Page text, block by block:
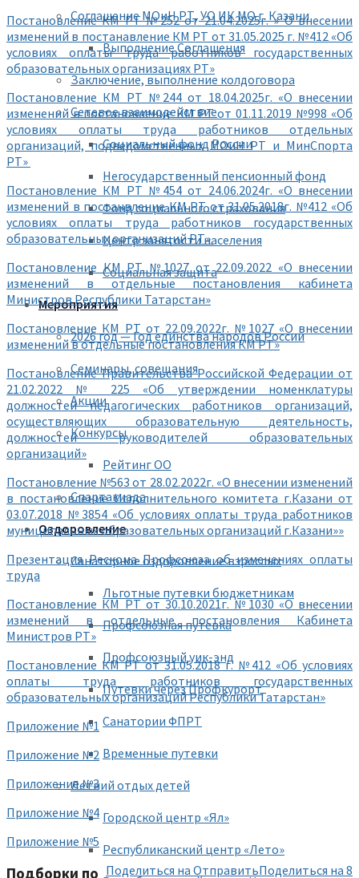
Соглашение МОиН РТ, УО ИК МО г. Казани
Выполнение Соглашения
Заключение, выполнение колдоговора
Сетевое взаимодействие
Социальный фонд России
Негосударственный пенсионный фонд
Фонд социального страхования
Центр занятости населения
Социальная защита
Мероприятия
2026 год — Год единства народов России
Семинары, совещания
Акции
Конкурсы
Рейтинг ОО
Спартакиада
Оздоровление
Санаторное оздоровление взрослых
Льготные путевки бюджетникам
Профсоюзная путевка
Профсоюзный уик-энд
Путевки через Профкурорт
Санатории ФПРТ
Временные путевки
Летний отдых детей
Городской центр «Ял»
Республиканский центр «Лето»
Постановление КМ РТ №252 от 21.04.2025г. » О внесении
изменений в постанавление КМ РТ от 31.05.2025 г. №412 «Об
условиях оплаты труда работников государственных
образовательных организациях РТ»
Постановление КМ РТ №244 от 18.04.2025г. «О внесении
изменений в постановление КМ РТ от 01.11.2019 №998 «Об
условиях оплаты труда работников отдельных
организаций, подведомственных МОиН РТ и МинСпорта
РТ»
Постановление КМ РТ №454 от 24.06.2024г. «О внесении
изменений в постанвление КМ РТ от 31.05.2018г. №412 «Об
условиях оплаты труда работников государственных
образовательных организаций РТ»
Постановление КМ РТ №1027 от 22.09.2022 «О внесении
изменений в отдельные постановления кабинета
Министров Республики Татарстан»
Постановление КМ РТ от 22.09.2022г. №1027 «О внесении
изменений в отдельные постановления КМ РТ»
Постановление Правительства Российской Федерации от
21.02.2022 № 225 «Об утверждении номенклатуры
должностей педагогических работников организаций,
осуществляющих образовательную деятельность,
должностей руководителей образовательных
организаций»
Постановление №563 от 28.02.2022г. «О внесении изменений
в постановление Исполнительного комитета г.Казани от
03.07.2018 №3854 «Об условиях оплаты труда работников
муниципальных образовательных организаций г.Казани»»
Презентация Рескома Профсоюза об изменениях оплаты
труда
Постановление КМ РТ от 30.10.2021г. №1030 «О внесении
изменений в отдельные постановления Кабинета
Министров РТ»
Постановление КМ РТ от 31.05.2018 г. №412 «Об условиях
оплаты труда работников государственных
образовательных организаций Республики Татарстан»
Приложение №1
Приложение №2
Приложение №3
Приложение №4
Приложение №5
Поделиться на ОтправитьПоделиться на 8
Подборки по